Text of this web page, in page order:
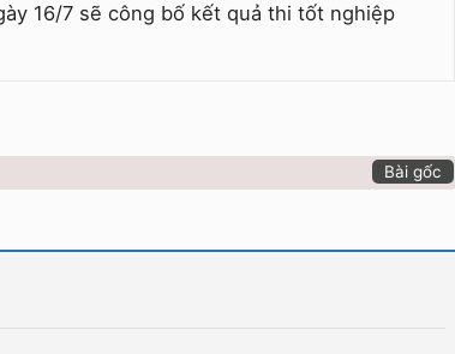
16/7 sẽ công bố kết quả thi tốt nghiệp
Bài gốc